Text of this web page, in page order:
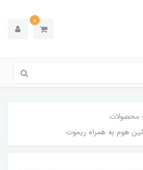
0
محصولات
هوم به همراه ریموت